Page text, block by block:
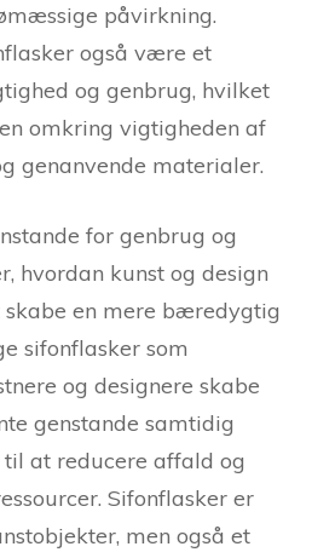
påvirkning.
også være et
og genbrug, hvilket
omkring vigtigheden af
genanvende materialer.
for genbrug og
hvordan kunst og design
en mere bæredygtig
sifonflasker som
og designere skabe
genstande samtidig
at reducere affald og
Sifonflasker er
men også et